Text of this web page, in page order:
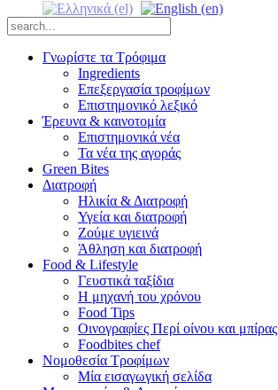
Γνωρίστε τα Τρόφιμα
Ingredients
Επεξεργασία τροφίμων
Επιστημονικό λεξικό
Έρευνα & καινοτομία
Επιστημονικά νέα
Τα νέα της αγοράς
Green Bites
Διατροφή
Ηλικία & Διατροφή
Υγεία και διατροφή
Ζούμε υγιεινά
Άθληση και διατροφή
Food & Lifestyle
Γευστικά ταξίδια
Η μηχανή του χρόνου
Food Tips
Οινογραφίες Περί οίνου και μπίρας
Foodbites chef
Νομοθεσία Τροφίμων
Μία εισαγωγική σελίδα